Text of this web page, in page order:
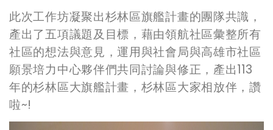
此次工作坊凝聚出杉林區旗艦計畫的團隊共識，
產出了五項議題及目標，藉由領航社區彙整所有
社區的想法與意見，運用與社會局與高雄市社區
願景培力中心夥伴們共同討論與修正，產出113
年的杉林區大旗艦計畫，杉林區大家相放伴，讚
啦~!